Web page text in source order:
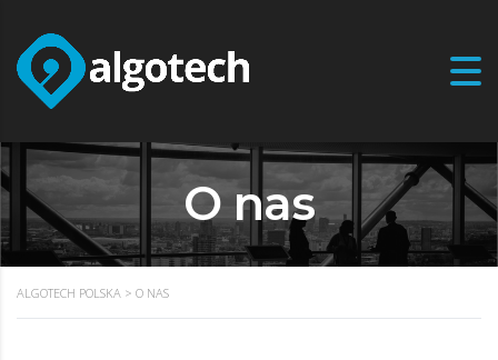
O nas
ALGOTECH POLSKA > O NAS